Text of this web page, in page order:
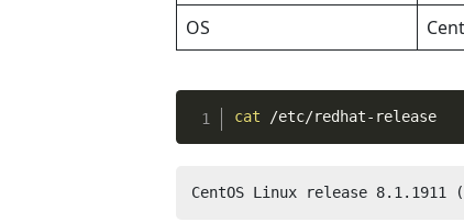
OS
cat /etc/redhat-release
CentOS Linux release 8.1.1911